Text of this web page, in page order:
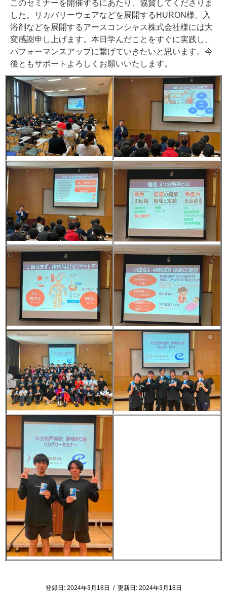
このセミナーを開催するにあたり、協賛してくださりま
した。リカバリーウェアなどを展開するHURON様、入
浴剤などを展開するアースコンシャス株式会社様には大
変感謝申し上げます。本日学んだことをすぐに実践し、
パフォーマンスアップに繋げていきたいと思います。今
後ともサポートよろしくお願いいたします。
登録日: 2024年3月18日 / 更新日: 2024年3月18日